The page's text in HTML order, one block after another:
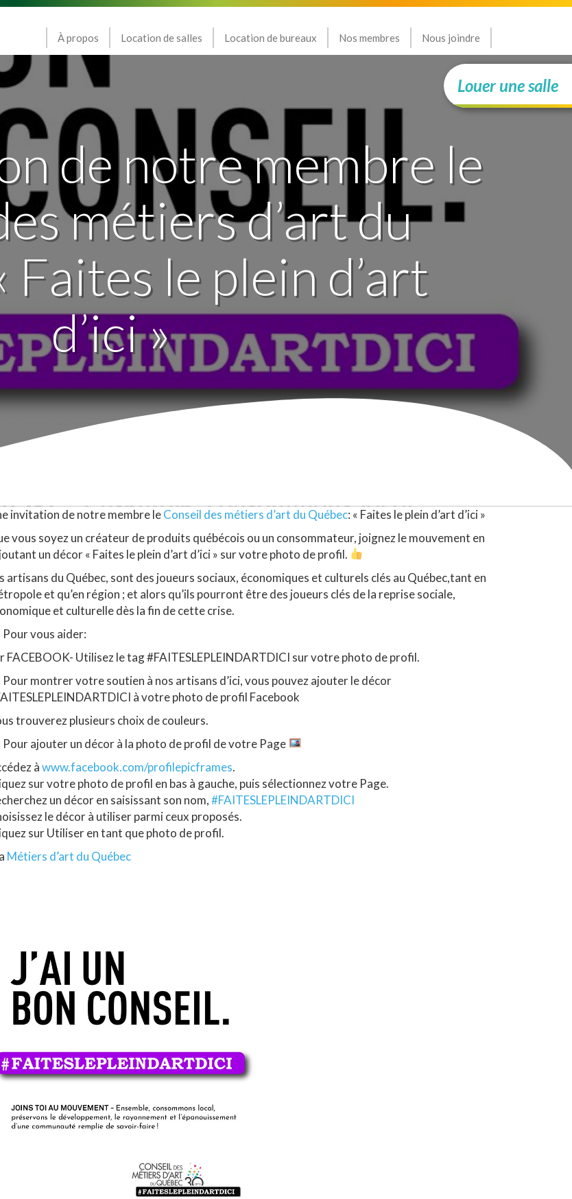
À propos Location de salles Location de bureaux Nos membres Nous joindre
Louer une salle
de notre membre le
métiers d’art du
Faites le plein d’art
d’ici »
invitation de notre membre leConseil des métiers d’art du Québec: « Faites le plein d’art d’ici »
vous soyez un créateur de produits québécois ou un consommateur, joignez le mouvement en
un décor « Faites le plein d’art d’ici » sur votre photo de profil.
artisans du Québec, sont des joueurs sociaux, économiques et culturels clés au Québec,tant en
et qu’en région ; et alors qu’ils pourront être des joueurs clés de la reprise sociale,
mique et culturelle dès la fin de cette crise.
Pour vous aider:
FACEBOOK- Utilisez le tag #FAITESLEPLEINDARTDICI sur votre photo de profil.
Pour montrer votre soutien à nos artisans d’ici, vous pouvez ajouter le décor
à votre photo de profil Facebook
trouverez plusieurs choix de couleurs.
Pour ajouter un décor à la photo de profil de votre Page
àwww.facebook.com/profilepicframes.
sur votre photo de profil en bas à gauche, puis sélectionnez votre Page.
un décor en saisissant son nom,#FAITESLEPLEINDARTDICI
le décor à utiliser parmi ceux proposés.
sur Utiliser en tant que photo de profil.
Métiers d’art du Québec